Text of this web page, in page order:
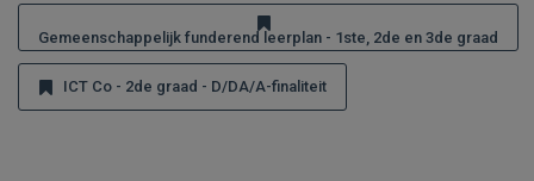
Gemeenschappelijk funderend leerplan - 1ste, 2de en 3de graad
ICT Co - 2de graad - D/DA/A-finaliteit